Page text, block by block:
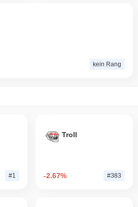
kein Rang
#1
Troll
-2.67% #383